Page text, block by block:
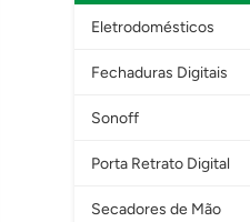
Eletrodomésticos
Fechaduras Digitais
Sonoff
Porta Retrato Digital
Secadores de Mão